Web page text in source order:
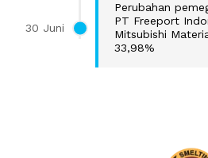
30 Juni
Perubahan
PT Freeport
Mitsubishi
33,98%